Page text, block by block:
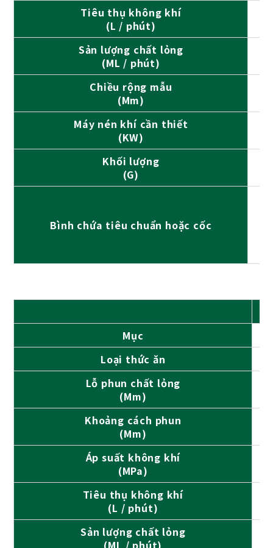
Tiêu thụ không khí
(L / phút)
Sản lượng chất lỏng
(ML / phút)
Chiều rộng mẫu
(Mm)
Máy nén khí cần thiết
(KW)
Khối lượng
(G)
Bình chứa tiêu chuẩn hoặc cốc
Mục
Loại thức ăn
Lỗ phun chất lỏng
(Mm)
Khoảng cách phun
(Mm)
Áp suất không khí
(MPa)
Tiêu thụ không khí
(L / phút)
Sản lượng chất lỏng
(ML / phút)